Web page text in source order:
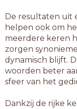
De resultaten uit
helpen ook om
meerdere keren
zorgen
dynamisch blijft.
woorden beter
sfeer van het
Dankzij de rijke